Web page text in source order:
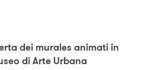
dei murales animati in
di Arte Urbana